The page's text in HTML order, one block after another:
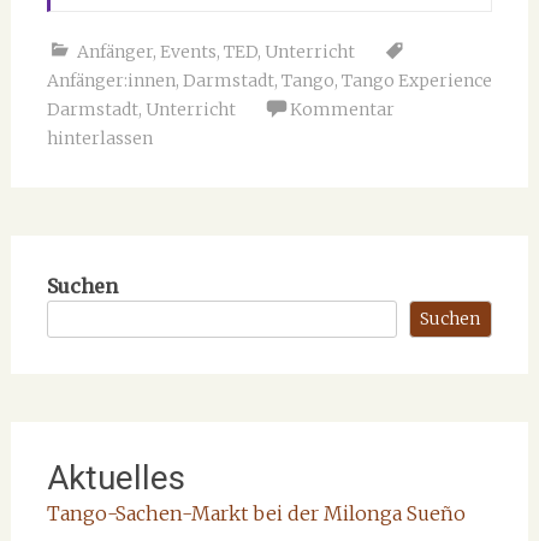
Anfänger, Events, TED, Unterricht
Anfänger:innen, Darmstadt, Tango, Tango Experience
Darmstadt, Unterricht
Kommentar
hinterlassen
Suchen
Suchen
Aktuelles
Tango-Sachen-Markt bei der Milonga Sueño